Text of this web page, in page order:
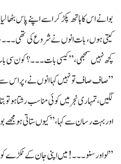
بوا نے اس کا ہاتھ پکڑ کر اسے اپنے پاس بٹھا
کیتی ہوں، بات انوں نے شروع کی تھی۔۔۔
کچھ نہیں سمجھی، ’’کیسی بات۔۔۔؟ کون سی
’’صاف صاف تو نہیں کہا انوں نے، پر اس
لگیں، تمہاری نجر میں کوئی مناسب رشتا ہو تو
اور بہت رسان سے کہا، ’’کیوں ستاتی ہو مجھے
’’لو اور سنو۔۔۔! میں اپنی جان کے ٹکڑے